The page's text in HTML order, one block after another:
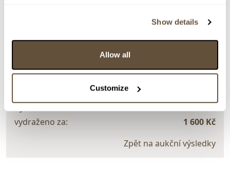
Show details
Allow all
Customize
František Ringo Čech
130158. Hercule Poirot a kapitán Hastings vstupují
do KSČ
08.12.2024 20:13:00
vydraženo za:
1 600 Kč
Zpět na aukční výsledky